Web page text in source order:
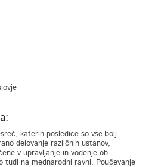
katerih posledice so vse bolj
delovanje različnih ustanov,
v upravljanje in vodenje ob
tudi na mednarodni ravni. Poučevanje